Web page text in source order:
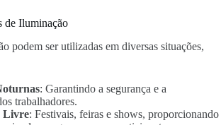
de Iluminação
podem ser utilizadas em diversas situações,
: Garantindo a segurança e a
trabalhadores.
Livre: Festivais, feiras e shows, proporcionando